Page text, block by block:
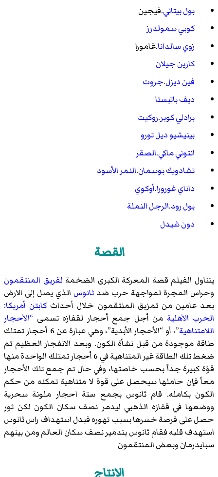
بول بيتاني.فيجين
كوبي سمولدرز
زوي سالدانا.غامورا
كارين جيلان
فين ديزل.جروت
ديف باتيستا
برادلي كوبر.روكيت
بينيشيو ديل تورو
انتوني ماكي.الصقر
تشادويك بوسمان.النمر الأسود
داناي غورورا.أوكوي
بول رود.الرجل النملة
دون شيدل
القصة
يتناول الفيلم قصة المعركة الكبرى الضخمة لفريق المنتقمون
وحراس المجرة لمواجهة حرب ضد ثانوس الذي يصل إلى الارض
بعد عامين من تمزيق المنتقمون خلال أحداث كابتن أمريكا:
الحرب الأهلية من أجل جمع أحجار لقفازه تسمى “الأحجار
اللامتناهية
”، أو “الأحجار الأبدية”، وهي عبارة عن 6 أحجار تمتلك
طاقة موجودة من قبل نشأة الكون. وبعد الانفجار العظيم تم
ضغط تلك الطاقة غير المتناهية في 6 أحجار تمتلك الواحدة منها
قوّة كبيرة جداً بحسب خاصتها، وفي حال تم جمع تلك الأحجار
معاً فإن حاملها سيحصل على قوة لا متناهية تمكنه من حكم
الكون بكامله. قام ثانوس بجمع ستة احجار ملونة سحرية
ووضعها في قفازه الذهبي ليدمر نصف سكان الكون لكن ثور
حصل على فرصة خسرها بسبب تهوره فبدل استهداف راس ثانوس
استهدف قلبه فقام ثانوس بتدمير نصف سكان العالم ومن بينهم
سبايدرمان وبعض المنتقمون
الإنتاج